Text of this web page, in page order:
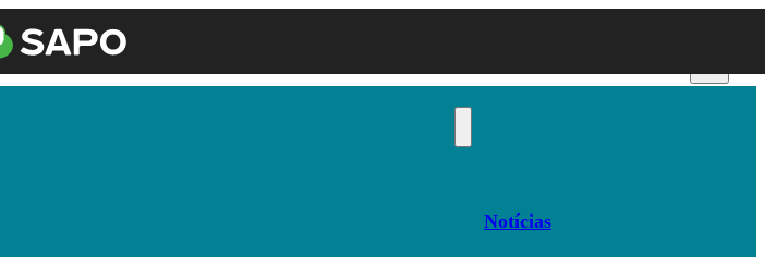
Notícias